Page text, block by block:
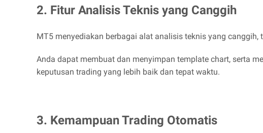
2. Fitur Analisis Teknis yang Canggih
MT5 menyediakan berbagai alat analisis teknis yang
Anda dapat membuat dan menyimpan template chart, serta
keputusan trading yang lebih baik dan tepat waktu.
3. Kemampuan Trading Otomatis